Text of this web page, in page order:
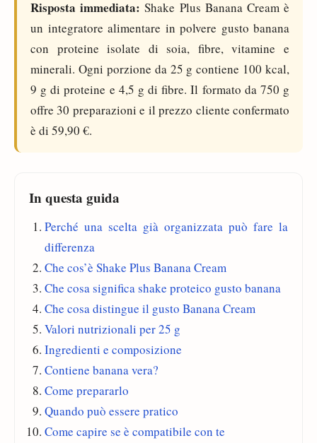
Risposta immediata: Shake Plus Banana Cream è
un integratore alimentare in polvere gusto banana
con proteine isolate di soia, fibre, vitamine e
minerali. Ogni porzione da 25 g contiene 100 kcal,
9 g di proteine e 4,5 g di fibre. Il formato da 750 g
offre 30 preparazioni e il prezzo cliente confermato
è di 59,90 €.
In questa guida
Perché una scelta già organizzata può fare la
differenza
Che cos’è Shake Plus Banana Cream
Che cosa significa shake proteico gusto banana
Che cosa distingue il gusto Banana Cream
Valori nutrizionali per 25 g
Ingredienti e composizione
Contiene banana vera?
Come prepararlo
Quando può essere pratico
Come capire se è compatibile con te